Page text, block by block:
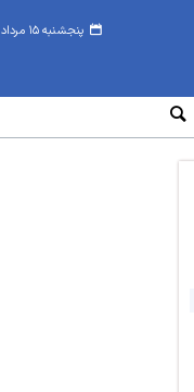
پنجشنبه ۱۵ مرداد ۱۴۰۵